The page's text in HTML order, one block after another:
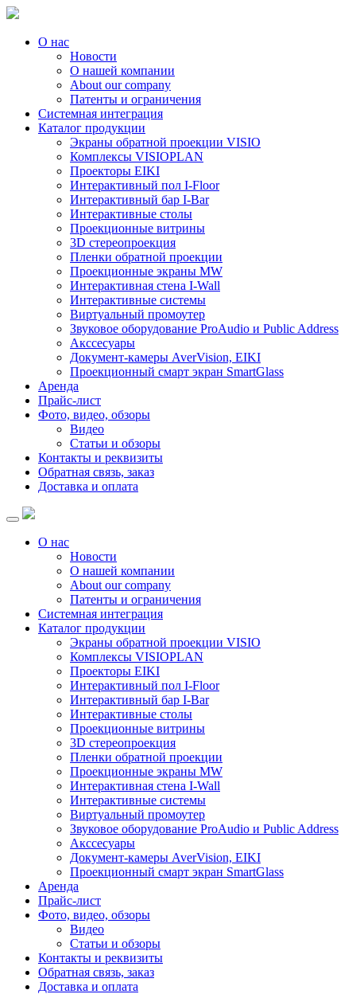
О нас
Новости
О нашей компании
About our company
Патенты и ограничения
Системная интеграция
Каталог продукции
Экраны обратной проекции VISIO
Комплексы VISIOPLAN
Проекторы EIKI
Интерактивный пол I-Floor
Интерактивный бар I-Bar
Интерактивные столы
Проекционные витрины
3D стереопроекция
Пленки обратной проекции
Проекционные экраны MW
Интерактивная стена I-Wall
Интерактивные системы
Виртуальный промоутер
Звуковое оборудование ProAudio и Public Address
Акссесуары
Документ-камеры AverVision, EIKI
Проекционный смарт экран SmartGlass
Аренда
Прайс-лист
Фото, видео, обзоры
Видео
Статьи и обзоры
Контакты и реквизиты
Обратная связь, заказ
Доставка и оплата
О нас
Новости
О нашей компании
About our company
Патенты и ограничения
Системная интеграция
Каталог продукции
Экраны обратной проекции VISIO
Комплексы VISIOPLAN
Проекторы EIKI
Интерактивный пол I-Floor
Интерактивный бар I-Bar
Интерактивные столы
Проекционные витрины
3D стереопроекция
Пленки обратной проекции
Проекционные экраны MW
Интерактивная стена I-Wall
Интерактивные системы
Виртуальный промоутер
Звуковое оборудование ProAudio и Public Address
Акссесуары
Документ-камеры AverVision, EIKI
Проекционный смарт экран SmartGlass
Аренда
Прайс-лист
Фото, видео, обзоры
Видео
Статьи и обзоры
Контакты и реквизиты
Обратная связь, заказ
Доставка и оплата